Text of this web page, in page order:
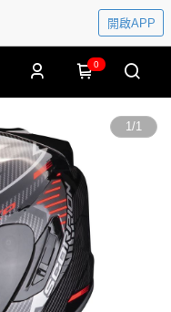
開啟APP
0
1/1